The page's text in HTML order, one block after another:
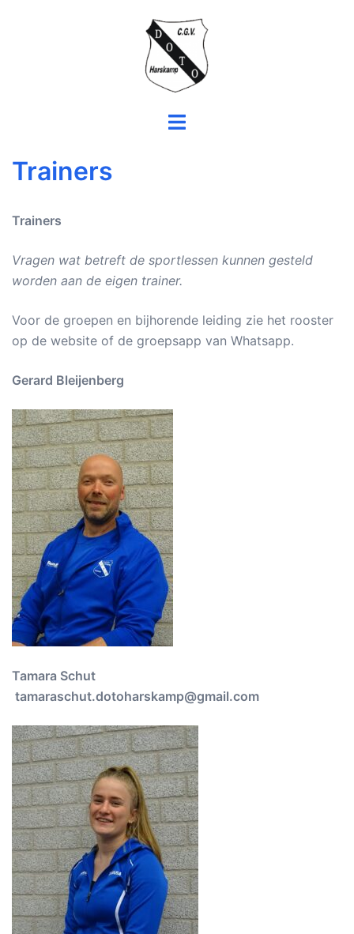
Toggle
Trainers
Trainers
Vragen wat betreft de sportlessen kunnen gesteld
worden aan de eigen trainer.
Voor de groepen en bijhorende leiding zie het rooster
op de website of de groepsapp van Whatsapp.
Gerard Bleijenberg
Tamara Schut
tamaraschut.dotoharskamp@gmail.com